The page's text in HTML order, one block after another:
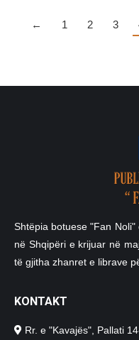
← 1 2 3
Shtëpia botuese "Fan
në Shqipëri e krijuar në
të gjitha zhanret e librave
KONTAKT
Rr. e "Kavajës", Pallati